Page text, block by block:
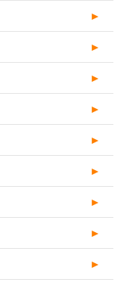
►
►
►
►
►
►
►
►
►